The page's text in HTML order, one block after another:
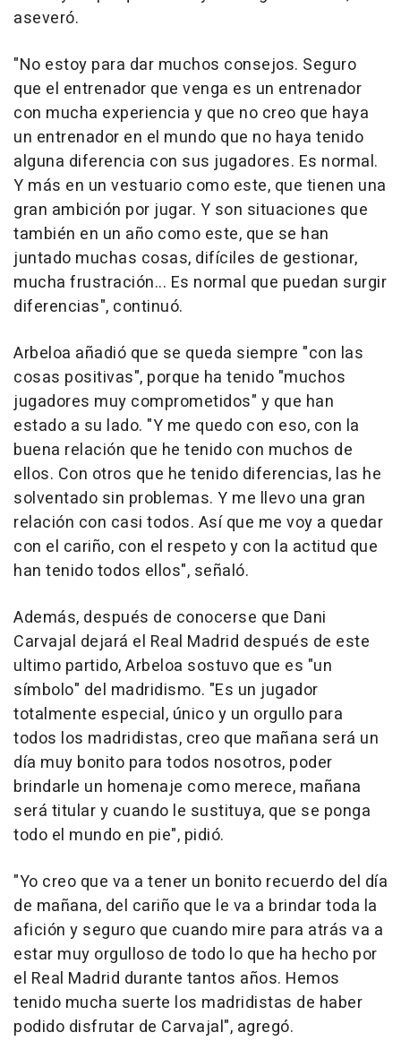
aseveró.
"No estoy para dar muchos consejos. Seguro
que el entrenador que venga es un entrenador
con mucha experiencia y que no creo que haya
un entrenador en el mundo que no haya tenido
alguna diferencia con sus jugadores. Es normal.
Y más en un vestuario como este, que tienen una
gran ambición por jugar. Y son situaciones que
también en un año como este, que se han
juntado muchas cosas, difíciles de gestionar,
mucha frustración... Es normal que puedan surgir
diferencias", continuó.
Arbeloa añadió que se queda siempre "con las
cosas positivas", porque ha tenido "muchos
jugadores muy comprometidos" y que han
estado a su lado. "Y me quedo con eso, con la
buena relación que he tenido con muchos de
ellos. Con otros que he tenido diferencias, las he
solventado sin problemas. Y me llevo una gran
relación con casi todos. Así que me voy a quedar
con el cariño, con el respeto y con la actitud que
han tenido todos ellos", señaló.
Además, después de conocerse que Dani
Carvajal dejará el Real Madrid después de este
ultimo partido, Arbeloa sostuvo que es "un
símbolo" del madridismo. "Es un jugador
totalmente especial, único y un orgullo para
todos los madridistas, creo que mañana será un
día muy bonito para todos nosotros, poder
brindarle un homenaje como merece, mañana
será titular y cuando le sustituya, que se ponga
todo el mundo en pie", pidió.
"Yo creo que va a tener un bonito recuerdo del día
de mañana, del cariño que le va a brindar toda la
afición y seguro que cuando mire para atrás va a
estar muy orgulloso de todo lo que ha hecho por
el Real Madrid durante tantos años. Hemos
tenido mucha suerte los madridistas de haber
podido disfrutar de Carvajal", agregó.